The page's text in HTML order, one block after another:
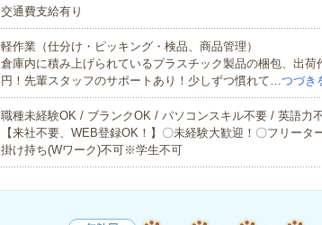
交通費支給有り
軽作業（仕分け・ピッキング・検品、商品管理）
倉庫内に積み上げられているプラスチック製品の梱包、出荷
円！先輩スタッフのサポートあり！少しずつ慣れて…つづき
職種未経験OK / ブランクOK / パソコンスキル不要 / 英語力
【来社不要、WEB登録OK！】〇未経験大歓迎！〇フリー
掛け持ち(Wワーク)不可※学生不可